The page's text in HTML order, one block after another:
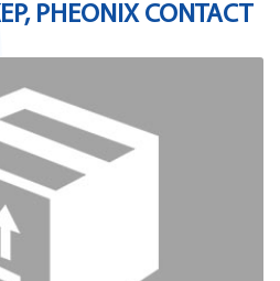
PHEONIX CONTACT